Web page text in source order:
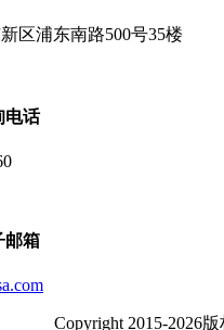
新区浦东南路500号35楼
电话
邮箱
Copyright 2015-2026